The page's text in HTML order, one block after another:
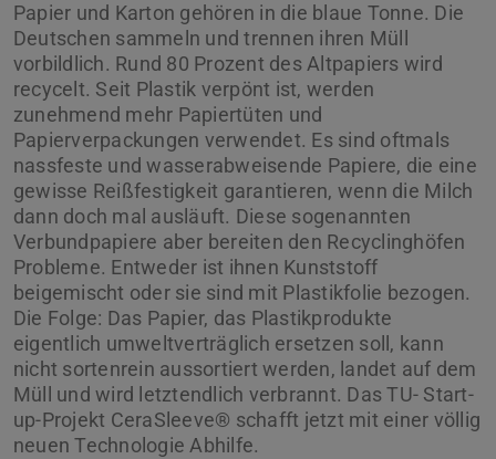
Papier und Karton gehören in die blaue Tonne. Die
Deutschen sammeln und trennen ihren Müll
vorbildlich. Rund 80 Prozent des Altpapiers wird
recycelt. Seit Plastik verpönt ist, werden
zunehmend mehr Papiertüten und
Papierverpackungen verwendet. Es sind oftmals
nassfeste und wasserabweisende Papiere, die eine
gewisse Reißfestigkeit garantieren, wenn die Milch
dann doch mal ausläuft. Diese sogenannten
Verbundpapiere aber bereiten den Recyclinghöfen
Probleme. Entweder ist ihnen Kunststoff
beigemischt oder sie sind mit Plastikfolie bezogen.
Die Folge: Das Papier, das Plastikprodukte
eigentlich umweltverträglich ersetzen soll, kann
nicht sortenrein aussortiert werden, landet auf dem
Müll und wird letztendlich verbrannt. Das TU- Start-
up-Projekt CeraSleeve® schafft jetzt mit einer völlig
neuen Technologie Abhilfe.